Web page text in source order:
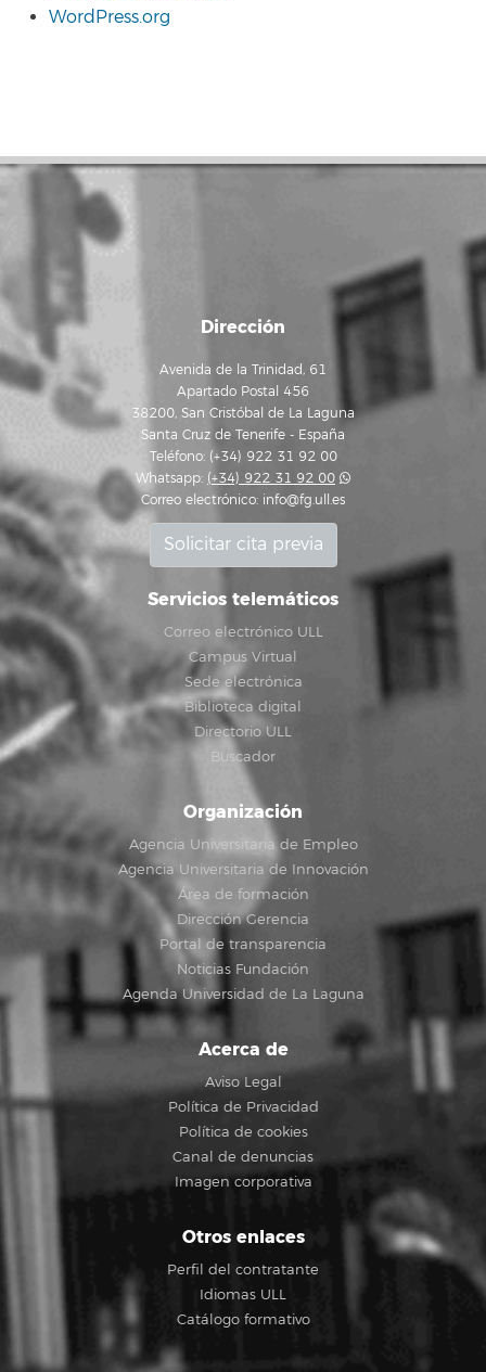
WordPress.org
Dirección
Avenida de la Trinidad, 61
Apartado Postal 456
38200, San Cristóbal de La Laguna
Santa Cruz de Tenerife - España
Teléfono: (+34) 922 31 92 00
Whatsapp: (+34) 922 31 92 00
Correo electrónico: info@fg.ull.es
Solicitar cita previa
Servicios telemáticos
Correo electrónico ULL
Campus Virtual
Sede electrónica
Biblioteca digital
Directorio ULL
Buscador
Organización
Agencia Universitaria de Empleo
Agencia Universitaria de Innovación
Área de formación
Dirección Gerencia
Portal de transparencia
Noticias Fundación
Agenda Universidad de La Laguna
Acerca de
Aviso Legal
Política de Privacidad
Política de cookies
Canal de denuncias
Imagen corporativa
Otros enlaces
Perfil del contratante
Idiomas ULL
Catálogo formativo